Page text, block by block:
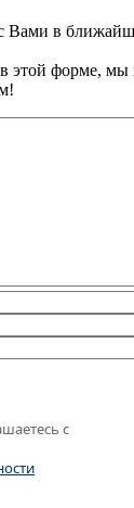
Вами в
этой форме, мы
с